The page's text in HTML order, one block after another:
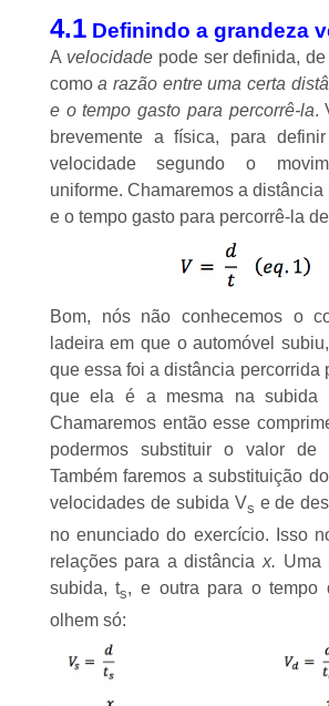
4.1Definindo a grandeza
A velocidadepode ser definida, de
comoa razão entre uma certa
e o tempo gasto para percorrê-la.
brevemente a física, para
velocidadesegundo o
uniforme. Chamaremos a
e o tempo gasto para percorrê-la de
Bom, nós não conhecemos o
ladeira em que o automóvel
que essa foi a distância percorrida
que ela é a mesma na subida
Chamaremos então esse
podermos substituir o valor de
Também faremos a substituição
velocidades de subida Vs e de
no enunciado do exercício. Isso
relações para a distância x. Uma
subida, ts, e outra para o tempo
olhem só: